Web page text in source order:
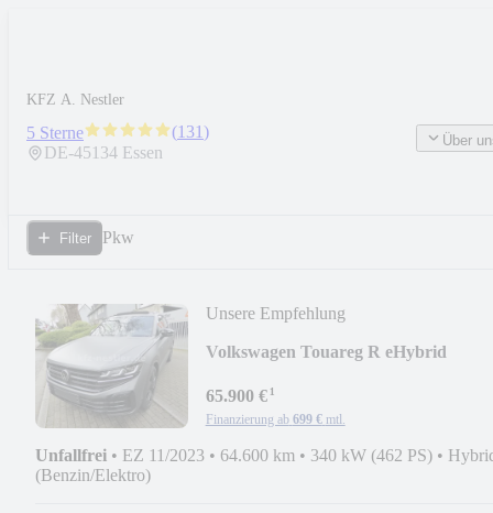
KFZ A. Nestler
5 Sterne (131)
DE-45134 Essen
Über
Filter Pkw
Unsere Empfehlung
Volkswagen Touareg R eHybrid
65.900 €¹
Finanzierung ab 699 € mtl.
Unfallfrei • EZ 11/2023 • 64.600 km • 340 kW (462 PS) •
(Benzin/Elektro)